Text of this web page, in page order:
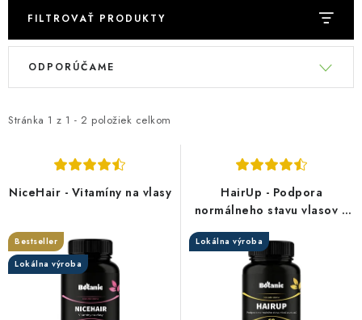
FILTROVAŤ PRODUKTY
V
i
r
d
u
k
Stránka 1 z 1 - 2 položiek celkom
R
e
e
r
o
d
ODPORÚČAME
NiceHair - Vitamíny na vlasy
Bestseller
Lokálna výroba
HairUp - Podpora
normálneho stavu vlasov a
fúzov
Lokálna výroba